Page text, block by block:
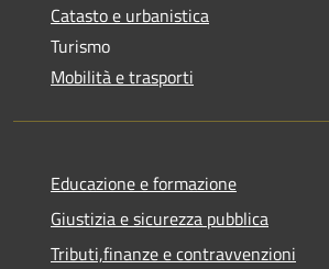
Catasto e urbanistica
Turismo
Mobilità e trasporti
Educazione e formazione
Giustizia e sicurezza pubblica
Tributi,finanze e contravvenzioni